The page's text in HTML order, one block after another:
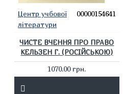
Центр учбової
літератури
00000154641
ЧИСТЕ ВЧЕННЯ ПРО ПРАВО
КЕЛЬЗЕН Г. (РОСІЙСЬКОЮ)
1070.00 грн.